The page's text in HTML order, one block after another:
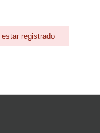
registrado